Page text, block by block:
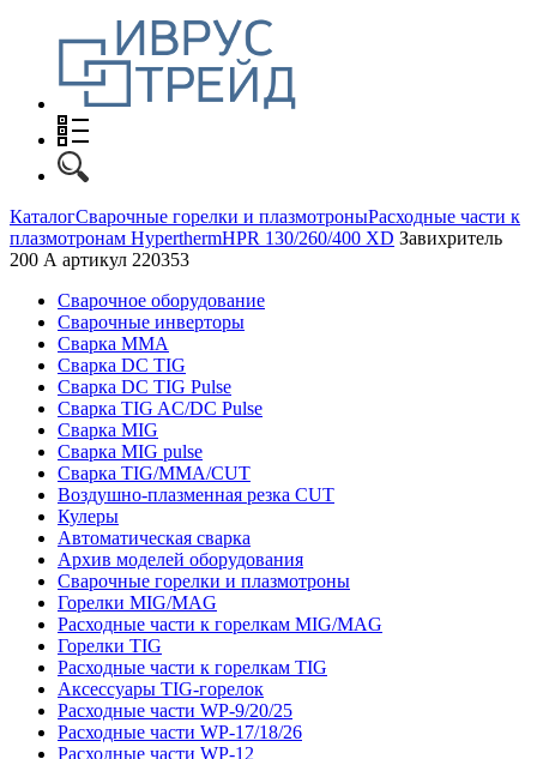
КаталогСварочные горелки и плазмотроныРасходные части к
плазмотронам HyperthermHPR 130/260/400 XD Завихритель
200 А артикул 220353
Сварочное оборудование
Сварочные инверторы
Сварка MMA
Сварка DC TIG
Сварка DC TIG Pulse
Сварка TIG AC/DC Pulse
Сварка MIG
Сварка MIG pulse
Сварка TIG/MMA/CUT
Воздушно-плазменная резка CUT
Кулеры
Автоматическая сварка
Архив моделей оборудования
Сварочные горелки и плазмотроны
Горелки MIG/MAG
Расходные части к горелкам MIG/MAG
Горелки TIG
Расходные части к горелкам TIG
Аксессуары TIG-горелок
Расходные части WP-9/20/25
Расходные части WP-17/18/26
Расходные части WP-12